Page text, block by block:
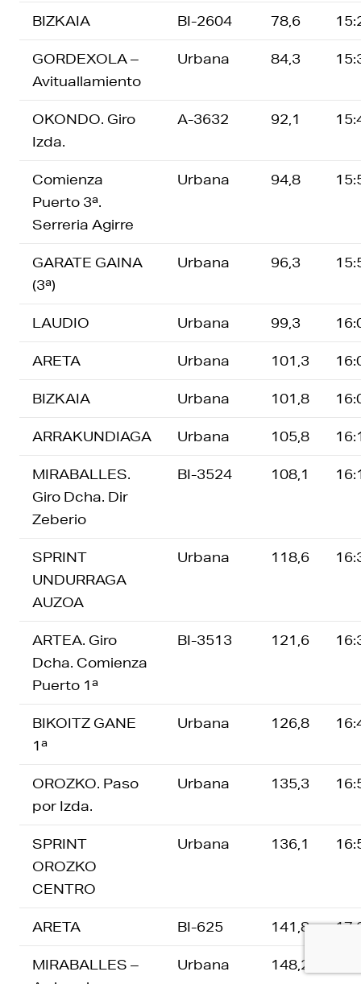
BIZKAIA BI-2604 78,6
GORDEXOLA –
Avituallamiento
Urbana 84,3
OKONDO. Giro
Izda.
A-3632 92,1
Comienza
Puerto 3ª.
Serreria Agirre
Urbana 94,8
GARATE GAINA
(3ª)
Urbana 96,3
LAUDIO Urbana 99,3
ARETA Urbana 101,3
BIZKAIA Urbana 101,8
ARRAKUNDIAGA Urbana 105,8
MIRABALLES.
Giro Dcha. Dir
Zeberio
BI-3524 108,1
SPRINT
UNDURRAGA
AUZOA
Urbana 118,6
ARTEA. Giro
Dcha. Comienza
Puerto 1ª
BI-3513 121,6
BIKOITZ GANE
1ª
Urbana 126,8
OROZKO. Paso
por Izda.
Urbana 135,3
SPRINT
OROZKO
CENTRO
Urbana 136,1
ARETA BI-625 141,8
MIRABALLES –
Urbana 148,2